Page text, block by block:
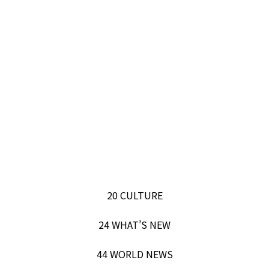
20 CULTURE
24 WHAT’S NEW
44 WORLD NEWS